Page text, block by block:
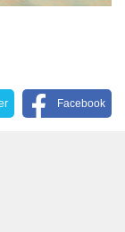
Facebook